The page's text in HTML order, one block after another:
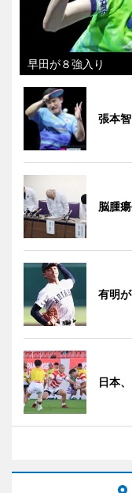
早田が８強入り
張本
脳腫
有明
日本